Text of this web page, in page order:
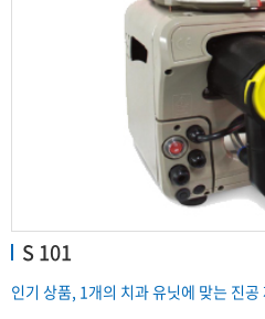
S 101
인기 상품, 1개의 치과 유닛에 맞는 진공